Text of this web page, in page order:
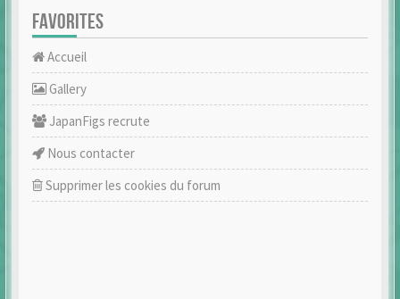
FAVORITES
Accueil
Gallery
JapanFigs recrute
Nous contacter
Supprimer les cookies du forum